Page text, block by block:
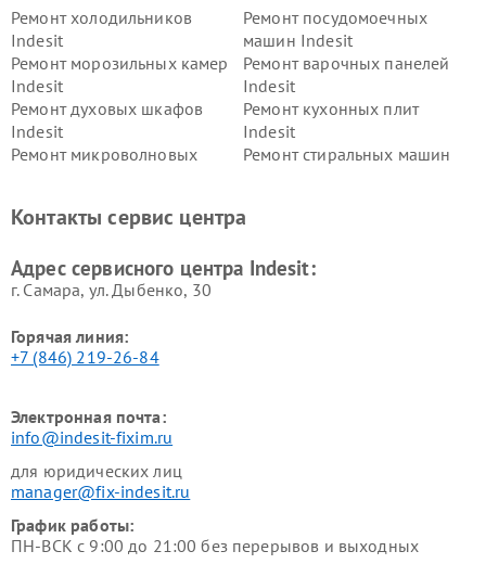
Ремонт холодильников
Indesit
Ремонт посудомоечных
машин Indesit
Ремонт морозильных камер
Indesit
Ремонт варочных панелей
Indesit
Ремонт духовых шкафов
Indesit
Ремонт кухонных плит
Indesit
Ремонт микроволновых
Ремонт стиральных машин
Indesit
Indesit
Контакты сервис центра
Адрес сервисного центра Indesit:
г. Самара, ул. Дыбенко, 30
Горячая линия:
+7 (846) 219-26-84
Электронная почта:
info@indesit-fixim.ru
для юридических лиц
manager@fix-indesit.ru
График работы:
ПН-ВСК с 9:00 до 21:00 без перерывов и выходных